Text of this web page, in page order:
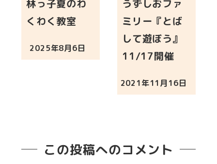
林っ子夏のわ
くわく教室
投稿日
2025年8月6日
うずしおファ
ミリー『とば
して遊ぼう』
11/17開催
投稿日
2021年11月16日
この投稿へのコメント